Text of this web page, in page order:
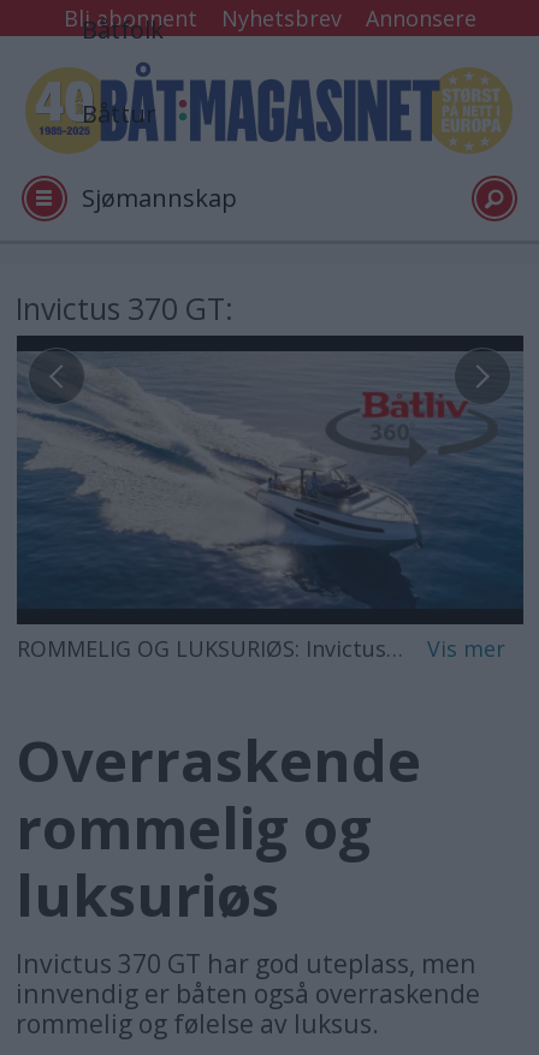
Bli abonnent Nyhetsbrev Annonsere
Båtfolk
Båttur
Sjømannskap
Arkiv
Video
Logg inn
Invictus 370 GT:
ROMMELIG OG LUKSURIØS: Invictus 370 GT er blant båtene som er nominert til European Powerboat of the Year 2018.
Overraskende
rommelig og
luksuriøs
Invictus 370 GT har god uteplass, men
innvendig er båten også overraskende
rommelig og følelse av luksus.